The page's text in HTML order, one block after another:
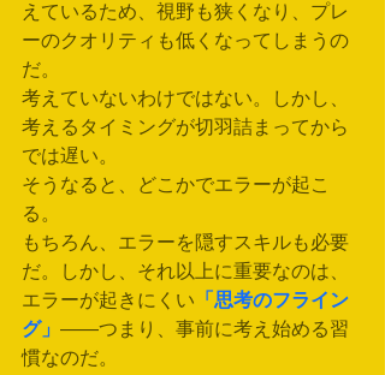
えているため、視野も狭くなり、プレ
ーのクオリティも低くなってしまうの
だ。
考えていないわけではない。しかし、
考えるタイミングが切羽詰まってから
では遅い。
そうなると、どこかでエラーが起こ
る。
もちろん、エラーを隠すスキルも必要
だ。しかし、それ以上に重要なのは、
エラーが起きにくい 「思考のフライン
グ」 ——つまり、事前に考え始める習
慣なのだ。